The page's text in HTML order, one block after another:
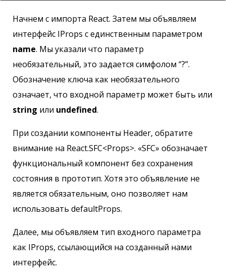
Начнем с импорта React. Затем мы объявляем
интерфейс IProps с единственным параметром
name. Мы указали что параметр
необязательный, это задается симфолом “?”.
Обозначение ключа как необязательного
означает, что входной параметр может быть или
string или undefined.
При создании компоненты Header, обратите
внимание на React.SFC<Props>. «SFC» обозначает
функциональный компонент без сохранения
состояния в прототип. Хотя это объявление не
является обязательным, оно позволяет нам
использовать defaultProps.
Далее, мы объявляем тип входного параметра
как IProps, ссылающийся на созданный нами
интерфейс.